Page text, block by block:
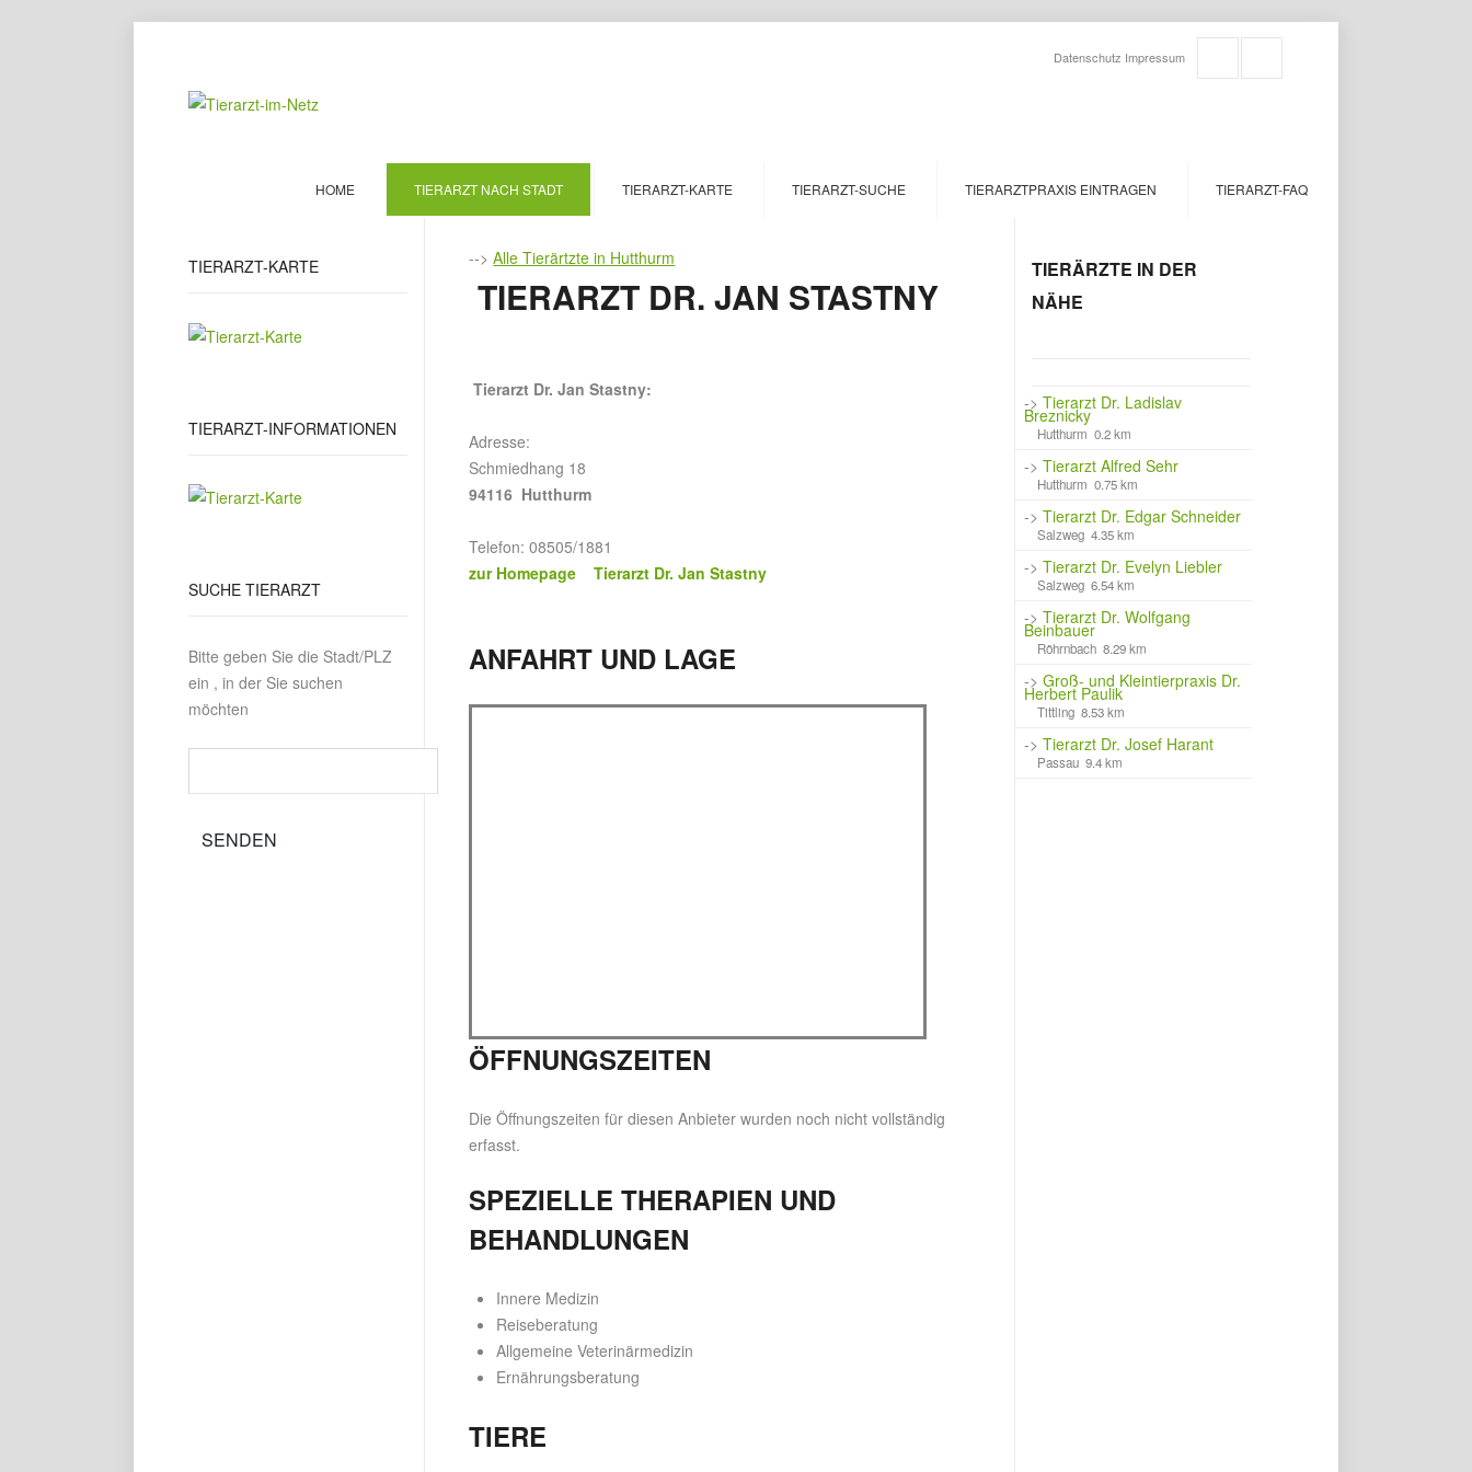
Datenschutz Impressum
HOME TIERARZT NACH STADT TIERARZT-KARTE TIERARZT-SUCHE TIERARZTPRAXIS EINTRAGEN TIERARZT-FAQ
TIERARZT-KARTE
TIERARZT-INFORMATIONEN
SUCHE TIERARZT
Bitte geben Sie die Stadt/PLZ
ein , in der Sie suchen
möchten
-->Alle Tierärtzte in Hutthurm
TIERARZT DR. JAN STASTNY
Tierarzt Dr. Jan Stastny:
Adresse:
Schmiedhang 18
94116 Hutthurm
Telefon: 08505/1881
zur Homepage Tierarzt Dr. Jan Stastny
ANFAHRT UND LAGE
ÖFFNUNGSZEITEN
Die Öffnungszeiten für diesen Anbieter wurden noch nicht vollständig
erfasst.
SPEZIELLE THERAPIEN UND
BEHANDLUNGEN
Innere Medizin
Reiseberatung
Allgemeine Veterinärmedizin
Ernährungsberatung
TIERE
TIERÄRZTE IN DER
NÄHE
->Tierarzt Dr. Ladislav
Breznicky
Hutthurm 0.2 km
->Tierarzt Alfred Sehr
Hutthurm 0.75 km
->Tierarzt Dr. Edgar Schneider
Salzweg 4.35 km
->Tierarzt Dr. Evelyn Liebler
Salzweg 6.54 km
->Tierarzt Dr. Wolfgang
Beinbauer
Röhrnbach 8.29 km
->Groß- und Kleintierpraxis Dr.
Herbert Paulik
Tittling 8.53 km
->Tierarzt Dr. Josef Harant
Passau 9.4 km